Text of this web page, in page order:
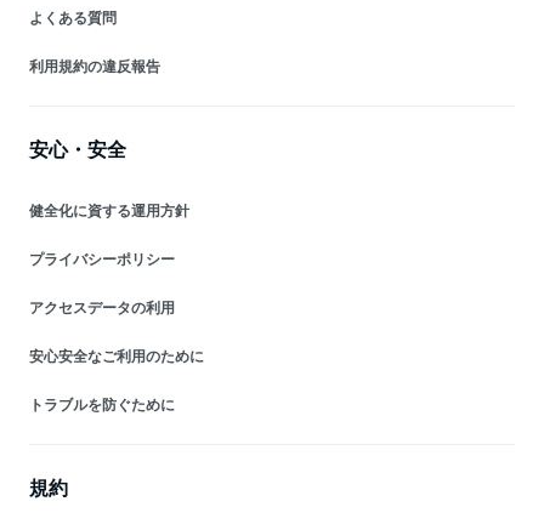
よくある質問
利用規約の違反報告
安心・安全
健全化に資する運用方針
プライバシーポリシー
アクセスデータの利用
安心安全なご利用のために
トラブルを防ぐために
規約